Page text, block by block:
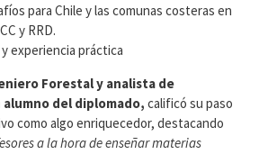
para Chile y las comunas costeras en
y RRD.
experiencia práctica
Forestal y analista de
alumno del diplomado, calificó su paso
como algo enriquecedor, destacando
a la hora de enseñar materias